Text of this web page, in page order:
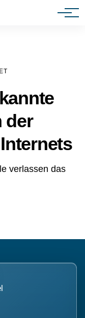
der
verlassen das